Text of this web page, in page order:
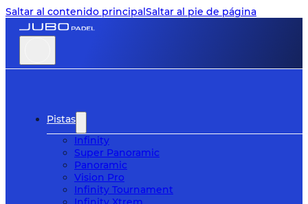
Saltar al contenido principalSaltar al pie de página
Pistas
Infinity
Super Panoramic
Panoramic
Vision Pro
Infinity Tournament